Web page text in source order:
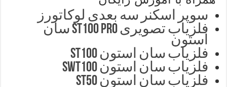
سوپر اسکنر سه بعدی لوکاتورز
فلزیاب تصویری ST100 pro سان
استون
فلزیاب سان استون ST100
فلزیاب سان استون SWT100
فلزیاب سان استون ST50